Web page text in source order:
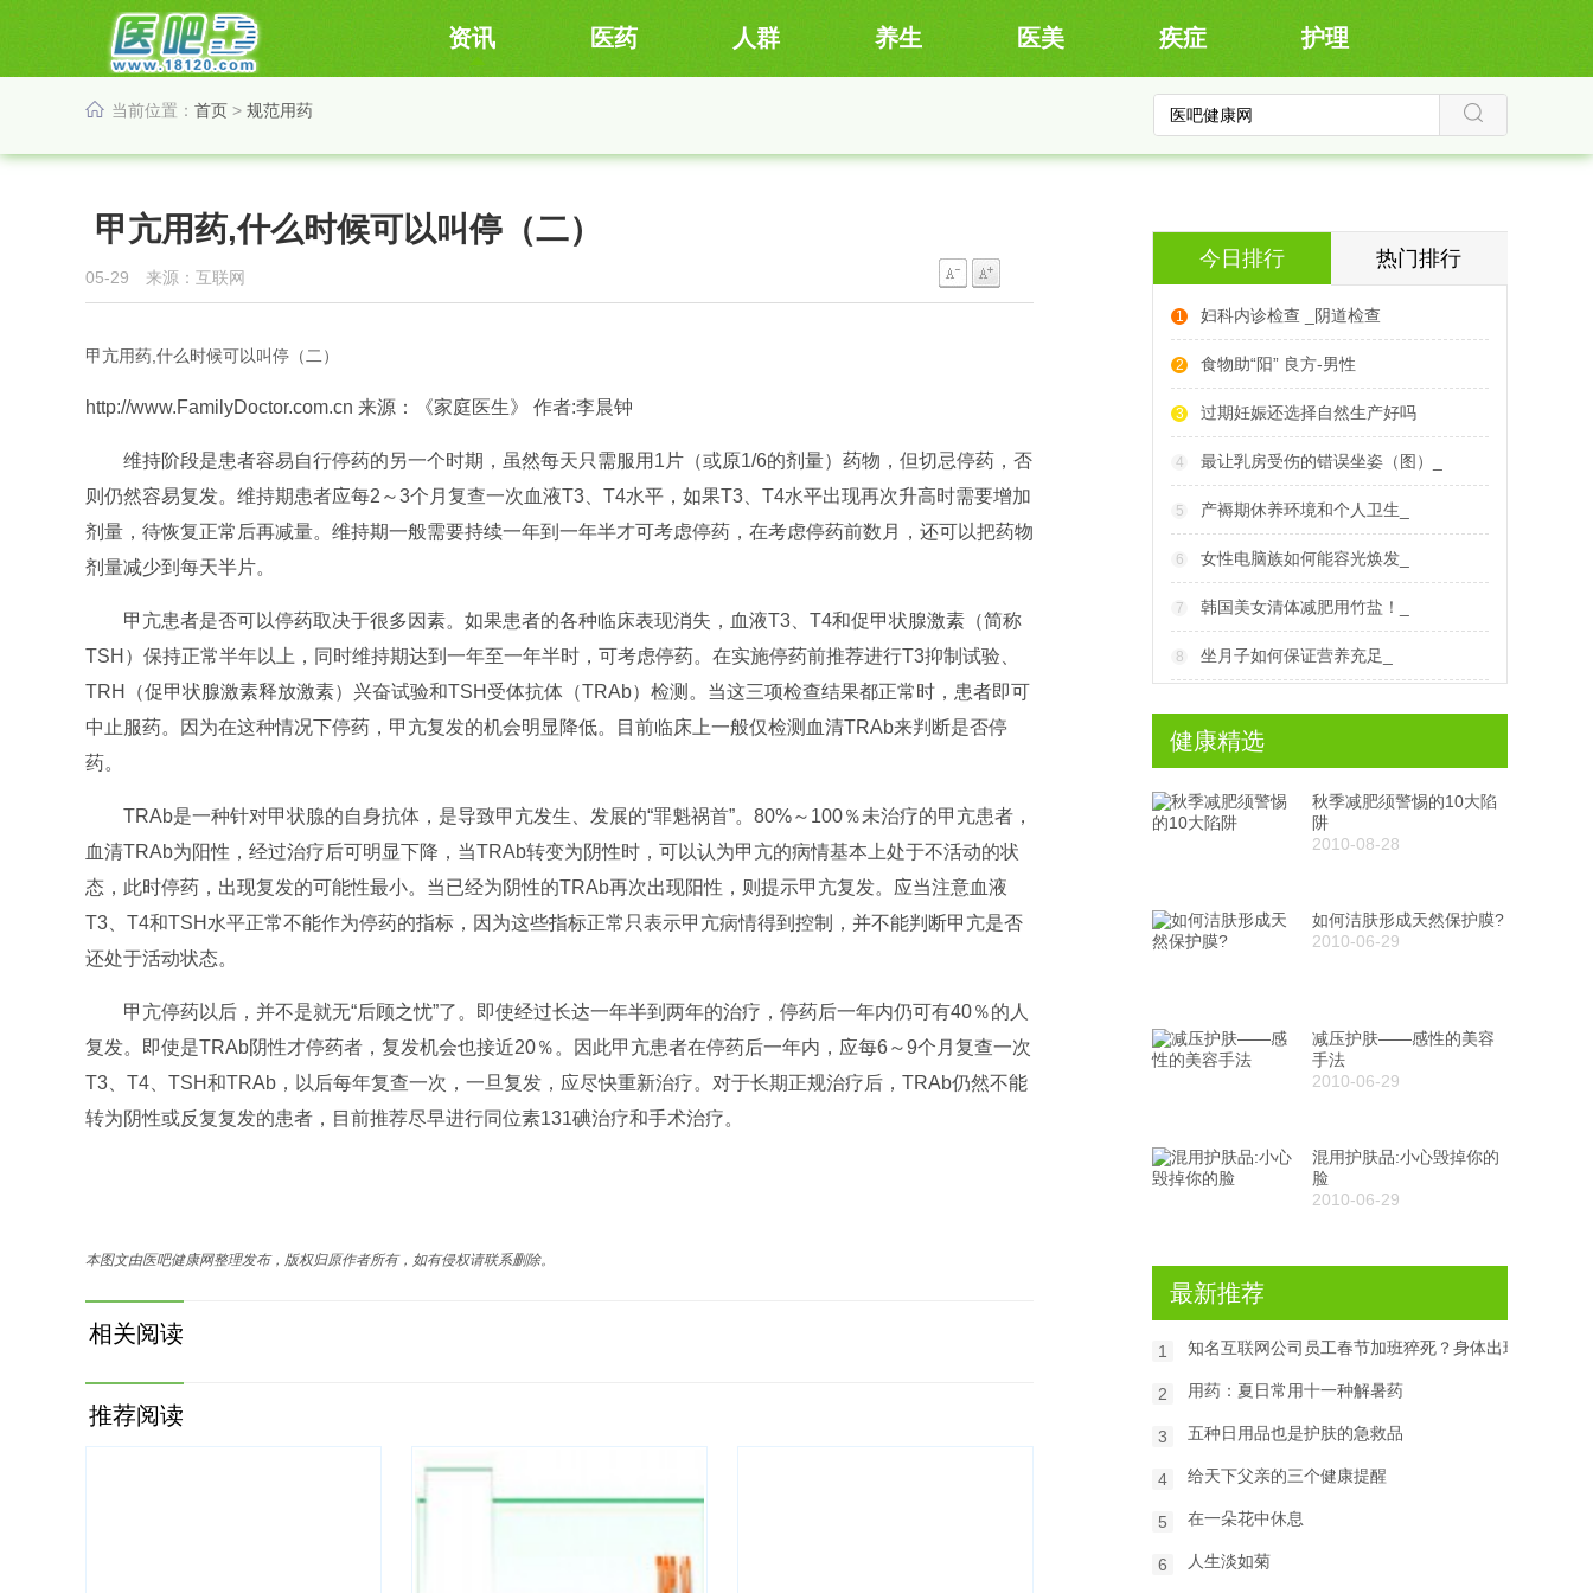
资讯 医药 人群 养生 医美 疾症 护理
当前位置： 首页 > 规范用药
甲亢用药,什么时候可以叫停（二）
05-29 来源：互联网
甲亢用药,什么时候可以叫停（二）
http://www.FamilyDoctor.com.cn 来源：《家庭医生》 作者:李晨钟
维持阶段是患者容易自行停药的另一个时期，虽然每天只需服用1片（或原1/6的剂量）药物，但切忌停药，否
则仍然容易复发。维持期患者应每2～3个月复查一次血液T3、T4水平，如果T3、T4水平出现再次升高时需要增加
剂量，待恢复正常后再减量。维持期一般需要持续一年到一年半才可考虑停药，在考虑停药前数月，还可以把药物
剂量减少到每天半片。
甲亢患者是否可以停药取决于很多因素。如果患者的各种临床表现消失，血液T3、T4和促甲状腺激素（简称
TSH）保持正常半年以上，同时维持期达到一年至一年半时，可考虑停药。在实施停药前推荐进行T3抑制试验、
TRH（促甲状腺激素释放激素）兴奋试验和TSH受体抗体（TRAb）检测。当这三项检查结果都正常时，患者即可
中止服药。因为在这种情况下停药，甲亢复发的机会明显降低。目前临床上一般仅检测血清TRAb来判断是否停
药。
TRAb是一种针对甲状腺的自身抗体，是导致甲亢发生、发展的“罪魁祸首”。80%～100％未治疗的甲亢患者，
血清TRAb为阳性，经过治疗后可明显下降，当TRAb转变为阴性时，可以认为甲亢的病情基本上处于不活动的状
态，此时停药，出现复发的可能性最小。当已经为阴性的TRAb再次出现阳性，则提示甲亢复发。应当注意血液
T3、T4和TSH水平正常不能作为停药的指标，因为这些指标正常只表示甲亢病情得到控制，并不能判断甲亢是否
还处于活动状态。
甲亢停药以后，并不是就无“后顾之忧”了。即使经过长达一年半到两年的治疗，停药后一年内仍可有40％的人
复发。即使是TRAb阴性才停药者，复发机会也接近20％。因此甲亢患者在停药后一年内，应每6～9个月复查一次
T3、T4、TSH和TRAb，以后每年复查一次，一旦复发，应尽快重新治疗。对于长期正规治疗后，TRAb仍然不能
转为阴性或反复复发的患者，目前推荐尽早进行同位素131碘治疗和手术治疗。
本图文由医吧健康网整理发布，版权归原作者所有，如有侵权请联系删除。
相关阅读
推荐阅读
今日排行 热门排行
1 妇科内诊检查 _阴道检查
2 食物助“阳” 良方-男性
3 过期妊娠还选择自然生产好吗
4 最让乳房受伤的错误坐姿（图）_
5 产褥期休养环境和个人卫生_
6 女性电脑族如何能容光焕发_
7 韩国美女清体减肥用竹盐！_
8 坐月子如何保证营养充足_
健康精选
秋季减肥须警惕的10大陷
阱
2010-08-28
如何洁肤形成天然保护膜?
2010-06-29
减压护肤——感性的美容
手法
2010-06-29
混用护肤品:小心毁掉你的
脸
2010-06-29
最新推荐
1 知名互联网公司员工春节加班猝死？身体出现6种信号
2 用药：夏日常用十一种解暑药
3 五种日用品也是护肤的急救品
4 给天下父亲的三个健康提醒
5 在一朵花中休息
6 人生淡如菊